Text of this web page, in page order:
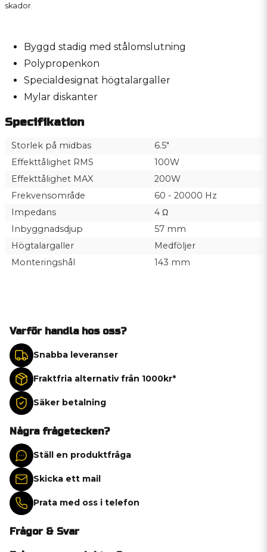
skador.
Byggd stadig med stålomslutning
Polypropenkon
Specialdesignat högtalargaller
Mylar diskanter
Specifikation
Storlek på midbas
6.5"
Effekttålighet RMS
100W
Effekttålighet MAX
200W
Frekvensområde
60 - 20000 Hz
Impedans
4 Ω
Inbyggnadsdjup
57 mm
Högtalargaller
Medföljer
Monteringshål
143 mm
Varför handla hos oss?
Snabba leveranser
Fraktfria alternativ från 1000kr*
Säker betalning
Några frågetecken?
Ställ en produktfråga
Skicka ett mail
Prata med oss i telefon
Frågor & Svar